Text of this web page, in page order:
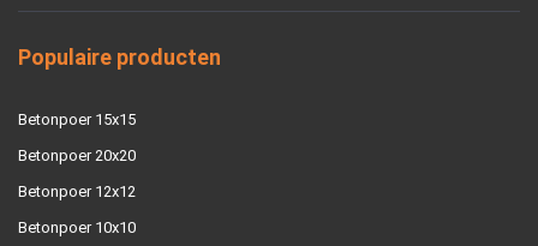
Populaire producten
Betonpoer 15x15
Betonpoer 20x20
Betonpoer 12x12
Betonpoer 10x10